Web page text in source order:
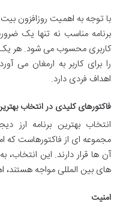
با توجه به اهمیت روزافزون
برنامه مناسب نه تنها یک
کاربری محسوب می شود. هر یک
را برای کاربر به ارمغان می
اهداف فردی دارد.
فاکتورهای کلیدی در انتخاب
انتخاب بهترین برنامه ارز
مجموعه ای از فاکتورهاست که
آن ها قرار دارند. این انتخاب،
های بین المللی مواجه هستند،
امنیت